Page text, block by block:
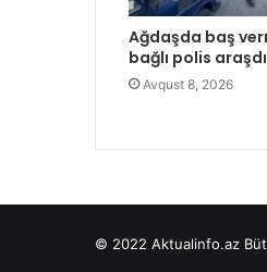
Ağdaşda baş
bağlı polis
Avqust 8, 2026
© 2022 Aktualinfo.az